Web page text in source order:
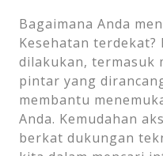
Bagaimana Anda
Kesehatan terdekat?
dilakukan, termasuk
pintar yang
membantu
Anda. Kemudahan
berkat dukungan